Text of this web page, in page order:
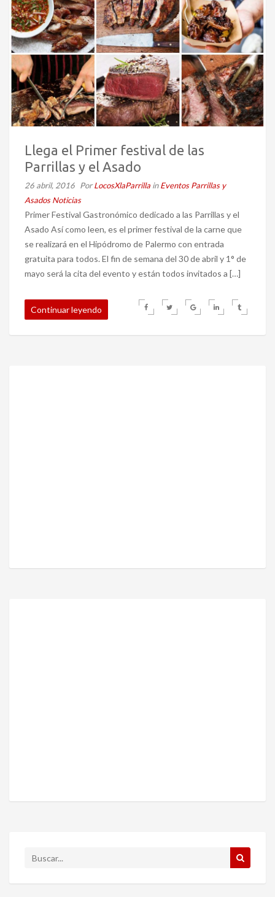
Llega el Primer festival de las
Parrillas y el Asado
26 abril, 2016 PorLocosXlaParrilla inEventos Parrillas y
Asados Noticias
Primer Festival Gastronómico dedicado a las Parrillas y el
Asado Así como leen, es el primer festival de la carne que
se realizará en el Hipódromo de Palermo con entrada
gratuita para todos. El fin de semana del 30 de abril y 1° de
mayo será la cita del evento y están todos invitados a […]
Continuar leyendo